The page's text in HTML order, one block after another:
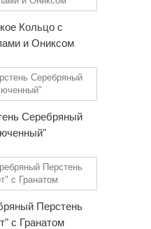
Кольцо с
и Ониксом
Серебряный
Перстень
с Гранатом